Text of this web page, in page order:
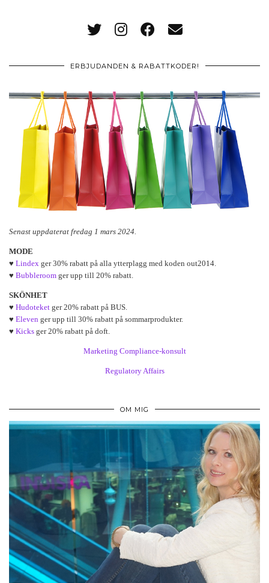
ERBJUDANDEN & RABATTKODER!
Senast uppdaterat fredag 1 mars 2024.
MODE
♥ Lindex ger 30% rabatt på alla ytterplagg med koden out2014.
♥ Bubbleroom ger upp till 20% rabatt.
SKÖNHET
♥ Hudoteket ger 20% rabatt på BUS.
♥ Eleven ger upp till 30% rabatt på sommarprodukter.
♥ Kicks ger 20% rabatt på doft.
Marketing Compliance-konsult
Regulatory Affairs
OM MIG